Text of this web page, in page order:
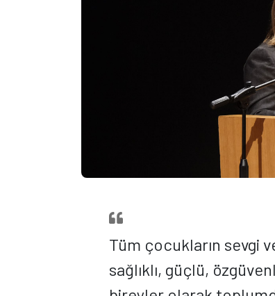
Tüm çocukların sevgi
sağlıklı, güçlü,